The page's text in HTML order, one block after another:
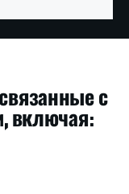
с
включая: